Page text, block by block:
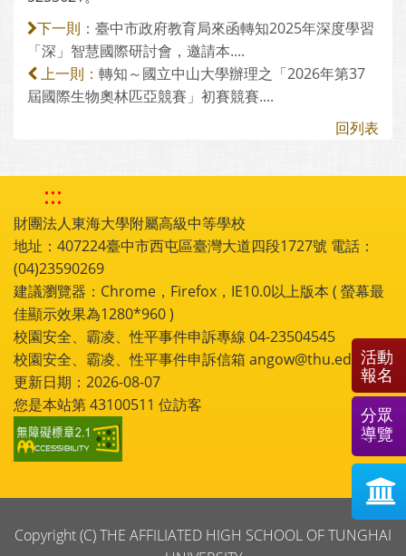
下一則： 臺中市政府教育局來函轉知2025年深度學習
「深」智慧國際研討會，邀請本....
上一則： 轉知～國立中山大學辦理之「2026年第37
屆國際生物奧林匹亞競賽」初賽競賽....
回列表
:::
財團法人東海大學附屬高級中等學校
地址：407224臺中市西屯區臺灣大道四段1727號 電話：
(04)23590269
建議瀏覽器：Chrome，Firefox，IE10.0以上版本 ( 螢幕最
佳顯示效果為1280*960 )
校園安全、霸凌、性平事件申訴專線 04-23504545
校園安全、霸凌、性平事件申訴信箱 angow@thu.edu.tw
更新日期：2026-08-07
您是本站第43100511 位訪客
Copyright (C) THE AFFILIATED HIGH SCHOOL OF TUNGHAI
活動
報名
分眾
導覽